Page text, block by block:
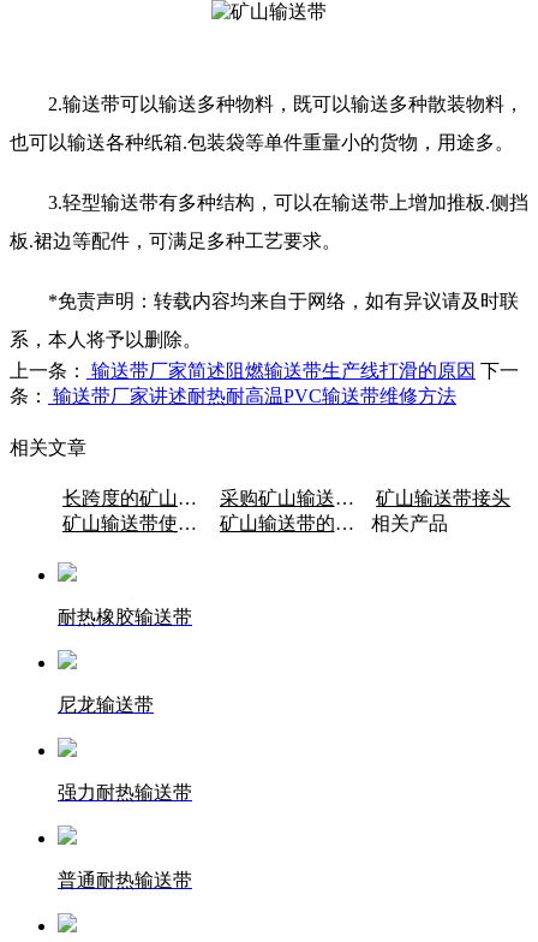
2.输送带可以输送多种物料，既可以输送多种散装物料，
也可以输送各种纸箱.包装袋等单件重量小的货物，用途多。
3.轻型输送带有多种结构，可以在输送带上增加推板.侧挡
板.裙边等配件，可满足多种工艺要求。
*免责声明：转载内容均来自于网络，如有异议请及时联
系，本人将予以删除。
上一条：
输送带厂家简述阻燃输送带生产线打滑的原因 下一
条：
输送带厂家讲述耐热耐高温PVC输送带维修方法
相关文章
长跨度的矿山输送带容易跑偏？ 采购矿山输送带的方法
矿山输送带接头
矿山输送带使用过程中的一系列注意事项
矿山输送带的特点 相关产品
耐热橡胶输送带
尼龙输送带
强力耐热输送带
普通耐热输送带